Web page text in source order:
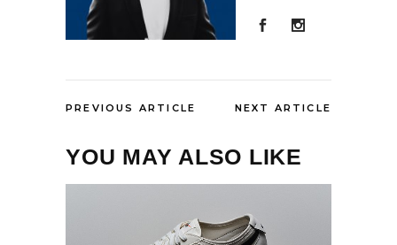
PREVIOUS ARTICLE NEXT ARTICLE
YOU MAY ALSO LIKE